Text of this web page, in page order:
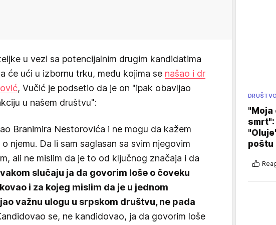
u vezi sa potencijalnim drugim kandidatima
će ući u izbornu trku, među kojima se našao i dr
, Vučić je podsetio da je on "ipak obavljao
u našem društvu":
Branimira Nestorovića i ne mogu da kažem
njemu. Da li sam saglasan sa svim njegovim
ali ne mislim da je to od ključnog značaja i da
slučaju ja da govorim loše o čoveku
i za kojeg mislim da je u jednom
važnu ulogu u srpskom društvu, ne pada
se, ne kandidovao, ja da govorim loše
DRUŠTVO
"Moja
poštu